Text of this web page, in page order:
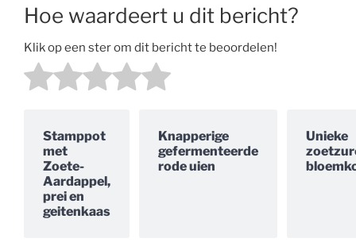
Hoe waardeert u dit bericht?
Klik op een ster om dit bericht te beoordelen!
Stamppot
met
Zoete-
Aardappel,
prei en
geitenkaas
Knapperige
gefermenteerde
rode uien
Unieke